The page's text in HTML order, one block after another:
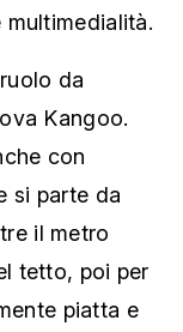
da
Kangoo.
con
si parte da
il metro
tetto, poi per
piatta e